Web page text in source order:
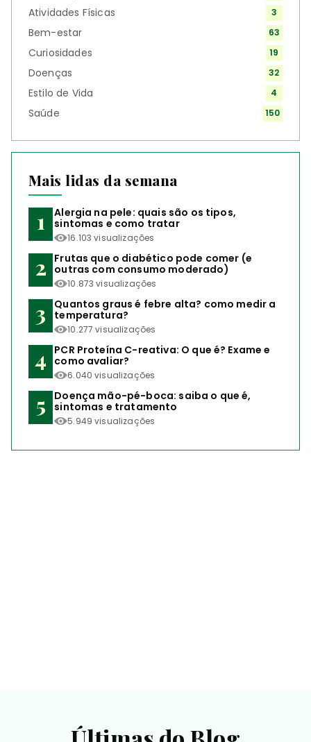
Atividades Físicas 3
Bem-estar 63
Curiosidades 19
Doenças 32
Estilo de Vida 4
Saúde 150
Mais lidas da semana
Alergia na pele: quais são os tipos,
sintomas e como tratar
16.103 visualizações
Frutas que o diabético pode comer (e
outras com consumo moderado)
10.873 visualizações
Quantos graus é febre alta? como medir a
temperatura?
10.277 visualizações
PCR Proteína C-reativa: O que é? Exame e
como avaliar?
6.040 visualizações
Doença mão-pé-boca: saiba o que é,
sintomas e tratamento
5.949 visualizações